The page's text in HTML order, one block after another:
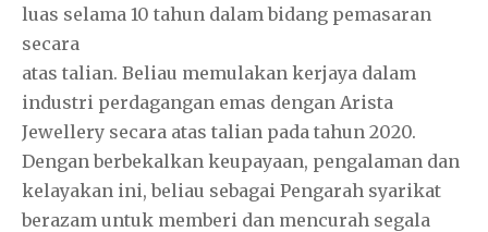
luas selama 10 tahun dalam bidang pemasaran
secara
atas talian. Beliau memulakan kerjaya dalam
industri perdagangan emas dengan Arista
Jewellery secara atas talian pada tahun 2020.
Dengan berbekalkan keupayaan, pengalaman dan
kelayakan ini, beliau sebagai Pengarah syarikat
berazam untuk memberi dan mencurah segala